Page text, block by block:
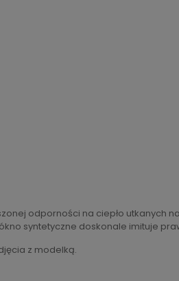
odporności na ciepło
syntetyczne doskonale imituje
z modelką.